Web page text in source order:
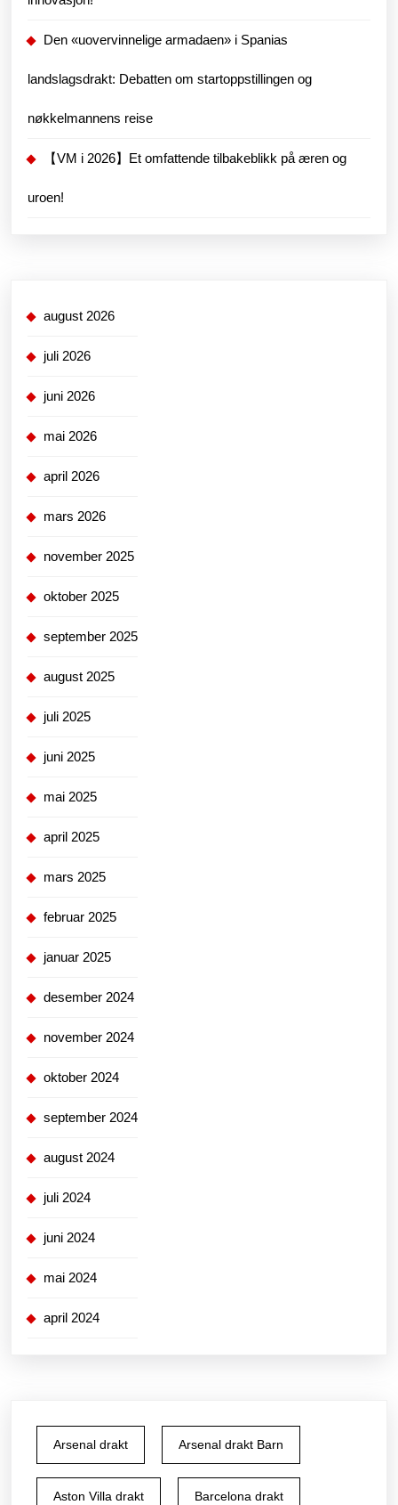
Den «uovervinnelige armadaen» i Spanias
landslagsdrakt: Debatten om startoppstillingen og
nøkkelmannens reise
【VM i 2026】Et omfattende tilbakeblikk på æren og
uroen!
august 2026
juli 2026
juni 2026
mai 2026
april 2026
mars 2026
november 2025
oktober 2025
september 2025
august 2025
juli 2025
juni 2025
mai 2025
april 2025
mars 2025
februar 2025
januar 2025
desember 2024
november 2024
oktober 2024
september 2024
august 2024
juli 2024
juni 2024
mai 2024
april 2024
Arsenal drakt Arsenal drakt Barn
Aston Villa drakt Barcelona drakt